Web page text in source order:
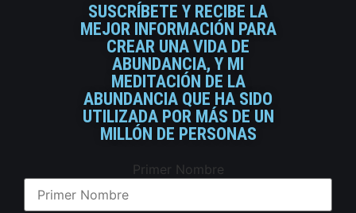
SUSCRÍBETE Y RECIBE LA
MEJOR INFORMACIÓN PARA
CREAR UNA VIDA DE
ABUNDANCIA, Y MI
MEDITACIÓN DE LA
ABUNDANCIA QUE HA SIDO
UTILIZADA POR MÁS DE UN
MILLÓN DE PERSONAS
Primer Nombre